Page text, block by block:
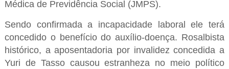
Médica de Previdência Social (JMPS).
Sendo confirmada a incapacidade laboral ele terá
concedido o benefício do auxílio-doença. Rosalbista
histórico, a aposentadoria por invalidez concedida a
Yuri de Tasso causou estranheza no meio político